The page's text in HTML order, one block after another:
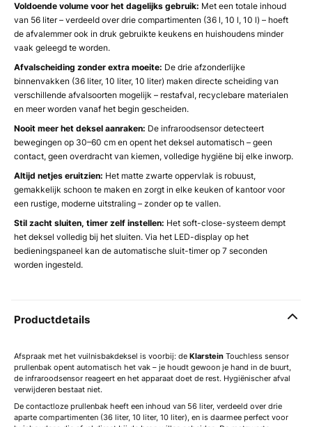
Voldoende volume voor het dagelijks gebruik: Met een totale inhoud
van 56 liter – verdeeld over drie compartimenten (36 l, 10 l, 10 l) – hoeft
de afvalemmer ook in druk gebruikte keukens en huishoudens minder
vaak geleegd te worden.
Afvalscheiding zonder extra moeite: De drie afzonderlijke
binnenvakken (36 liter, 10 liter, 10 liter) maken directe scheiding van
verschillende afvalsoorten mogelijk – restafval, recyclebare materialen
en meer worden vanaf het begin gescheiden.
Nooit meer het deksel aanraken: De infraroodsensor detecteert
bewegingen op 30–60 cm en opent het deksel automatisch – geen
contact, geen overdracht van kiemen, volledige hygiëne bij elke inworp.
Altijd netjes eruitzien: Het matte zwarte oppervlak is robuust,
gemakkelijk schoon te maken en zorgt in elke keuken of kantoor voor
een rustige, moderne uitstraling – zonder op te vallen.
Stil zacht sluiten, timer zelf instellen: Het soft-close-systeem dempt
het deksel volledig bij het sluiten. Via het LED-display op het
bedieningspaneel kan de automatische sluit-timer op 7 seconden
worden ingesteld.
Productdetails
Afspraak met het vuilnisbakdeksel is voorbij: de Klarstein Touchless sensor
prullenbak opent automatisch het vak – je houdt gewoon je hand in de buurt,
de infraroodsensor reageert en het apparaat doet de rest. Hygiënischer afval
verwijderen bestaat niet.
De contactloze prullenbak heeft een inhoud van 56 liter, verdeeld over drie
aparte compartimenten (36 liter, 10 liter, 10 liter), en is daarmee perfect voor